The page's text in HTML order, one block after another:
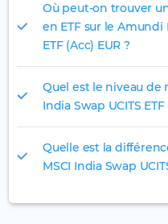
Où peut-on trouver
en ETF sur le Amundi
ETF (Acc) EUR ?
Quel est le niveau de
India Swap UCITS ETF
Quelle est la
MSCI India Swap